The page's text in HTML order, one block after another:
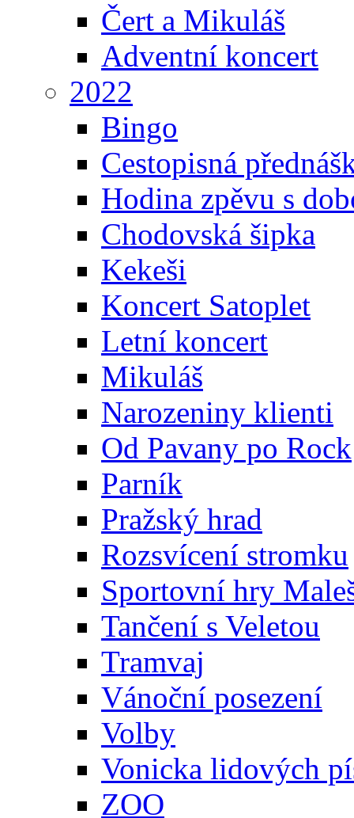
Čert a Mikuláš
Adventní koncert
2022
Bingo
Cestopisná
Hodina zpěvu s
Chodovská šipka
Kekeši
Koncert Satoplet
Letní koncert
Mikuláš
Narozeniny klienti
Od Pavany po Rock
Parník
Pražský hrad
Rozsvícení stromku
Sportovní hry
Tančení s Veletou
Tramvaj
Vánoční posezení
Volby
Vonicka lidových
ZOO